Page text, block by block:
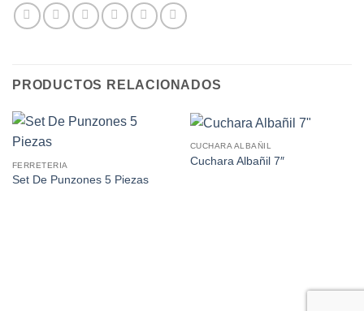
PRODUCTOS RELACIONADOS
FERRETERIA
Set De Punzones 5 Piezas
CUCHARA ALBAÑIL
Cuchara Albañil 7″